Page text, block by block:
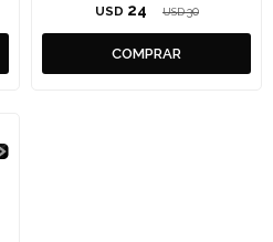
USD 24 USD 30